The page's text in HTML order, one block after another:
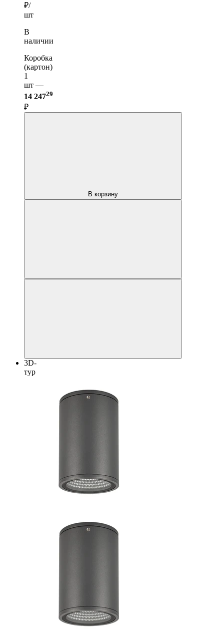
₽/
шт
В
наличии
Коробка
(картон)
1
шт —
14 24729
₽
В корзину
3D-
тур